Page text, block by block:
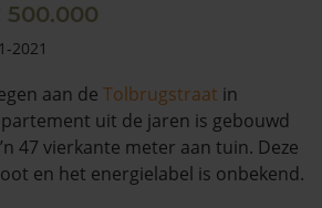
2021
aan de Tolbrugstraat in
uit de jaren is gebouwd
47 vierkante meter aan tuin. Deze
en het energielabel is onbekend.